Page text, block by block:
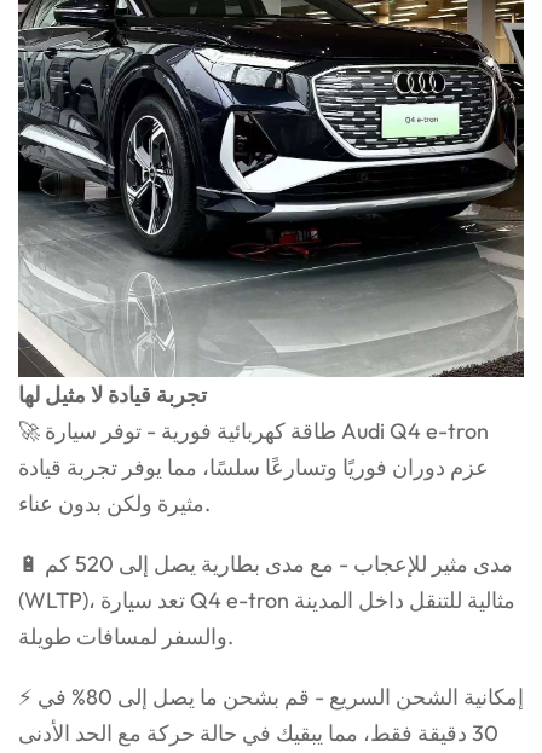
تجربة قيادة لا مثيل لها
🚀 طاقة كهربائية فورية - توفر سيارة Audi Q4 e-tron
عزم دوران فوريًا وتسارعًا سلسًا، مما يوفر تجربة قيادة
مثيرة ولكن بدون عناء.
🔋 مدى مثير للإعجاب - مع مدى بطارية يصل إلى 520 كم
(WLTP)، تعد سيارة Q4 e-tron مثالية للتنقل داخل المدينة
والسفر لمسافات طويلة.
⚡ إمكانية الشحن السريع - قم بشحن ما يصل إلى 80% في
30 دقيقة فقط، مما يبقيك في حالة حركة مع الحد الأدنى